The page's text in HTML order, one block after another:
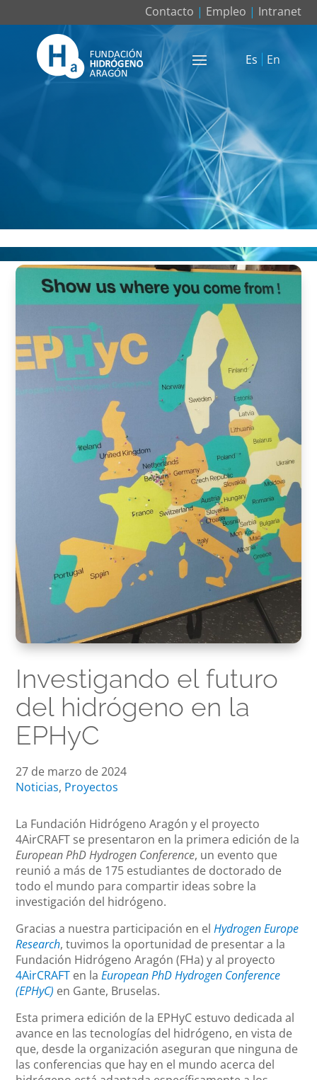
Contacto | Empleo | Intranet
Es En
Investigando el futuro
del hidrógeno en la
EPHyC
27 de marzo de 2024
Noticias, Proyectos
La Fundación Hidrógeno Aragón y el proyecto
4AirCRAFT se presentaron en la primera edición de la
European PhD Hydrogen Conference, un evento que
reunió a más de 175 estudiantes de doctorado de
todo el mundo para compartir ideas sobre la
investigación del hidrógeno.
Gracias a nuestra participación en elHydrogen Europe
Research, tuvimos la oportunidad de presentar a la
Fundación Hidrógeno Aragón (FHa) y al proyecto
4AirCRAFT en laEuropean PhD Hydrogen Conference
(EPHyC) en Gante, Bruselas.
Esta primera edición de la EPHyC estuvo dedicada al
avance en las tecnologías del hidrógeno, en vista de
que, desde la organización aseguran que ninguna de
las conferencias que hay en el mundo acerca del